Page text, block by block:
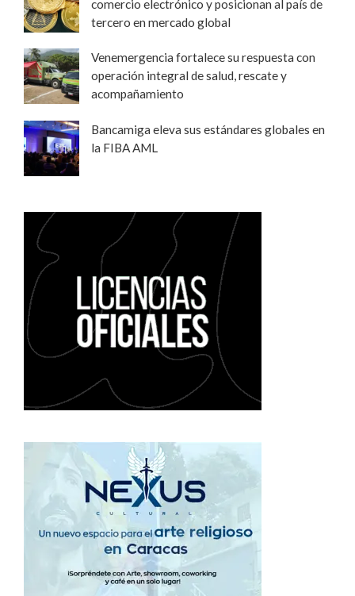
comercio electrónico y posicionan al país de
tercero en mercado global
Venemergencia fortalece su respuesta con
operación integral de salud, rescate y
acompañamiento
Bancamiga eleva sus estándares globales en
la FIBA AML